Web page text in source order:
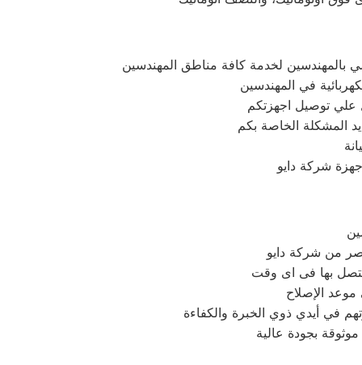
لخدمة كافة مناطق المهندسين
في المهندسين
المشكلة الخاصة بكم
شركة دايو
من شركة دايو
بها فى اى وقت
الإصلاح
بجودة عالية